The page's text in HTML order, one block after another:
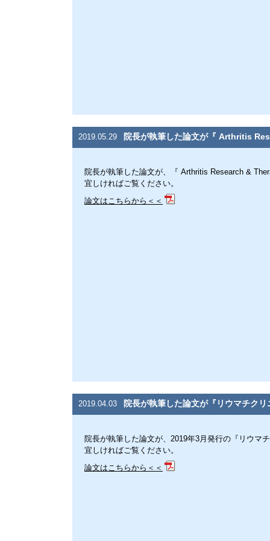
2019.05.29 院長が執筆した論文が『 Arthritis
院長が執筆した論文が、『 Arthritis Research &
宜しければご覧ください。
論文はこちらから＜＜
2019.04.03 院長が執筆した論文が『リウマチク
院長が執筆した論文が、2019年3月発行の『リウマ
宜しければご覧ください。
論文はこちらから＜＜